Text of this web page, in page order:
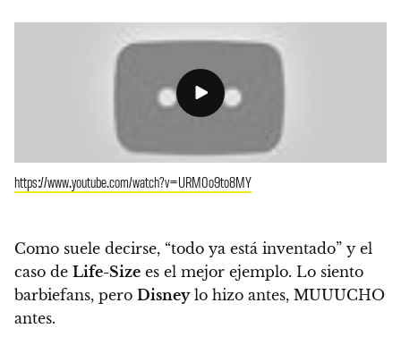
https://www.youtube.com/watch?v=URM0o9to8MY
Como suele decirse, “todo ya está inventado” y el
caso de Life-Size es el mejor ejemplo. Lo siento
barbiefans, pero Disneylo hizo antes, MUUUCHO
antes.